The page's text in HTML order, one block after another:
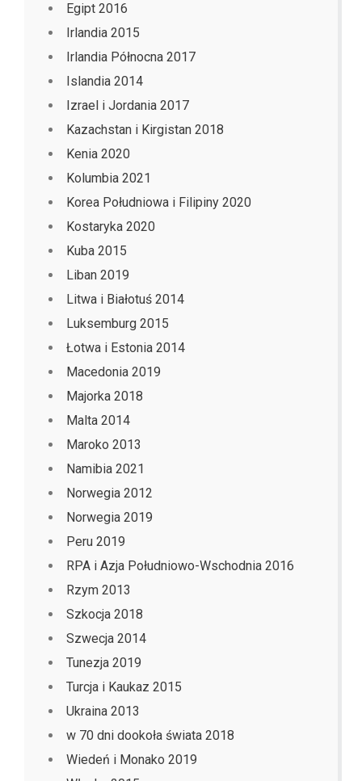
Egipt 2016
Irlandia 2015
Irlandia Północna 2017
Islandia 2014
Izrael i Jordania 2017
Kazachstan i Kirgistan 2018
Kenia 2020
Kolumbia 2021
Korea Południowa i Filipiny 2020
Kostaryka 2020
Kuba 2015
Liban 2019
Litwa i Białotuś 2014
Luksemburg 2015
Łotwa i Estonia 2014
Macedonia 2019
Majorka 2018
Malta 2014
Maroko 2013
Namibia 2021
Norwegia 2012
Norwegia 2019
Peru 2019
RPA i Azja Południowo-Wschodnia 2016
Rzym 2013
Szkocja 2018
Szwecja 2014
Tunezja 2019
Turcja i Kaukaz 2015
Ukraina 2013
w 70 dni dookoła świata 2018
Wiedeń i Monako 2019